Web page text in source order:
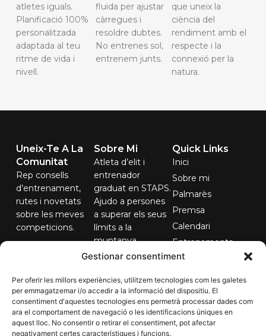
Gestionar consentiment
Per oferir les millors experiències, utilitzem tecnologies com les galetes
per emmagatzemar i/o accedir a la informació del dispositiu. El
consentiment d'aquestes tecnologies ens permetrà processar dades com
ara el comportament de navegació o les identificacions úniques en
aquest lloc. No consentir o retirar el consentiment, pot afectar
negativament certes característiques i funcions.
atletes iguals.
Planificació 100%
personalitzada
adaptada al teu
ritme de vida i
nivell.
fluida per ajustar
càrregues i
resoldre dubtes.
No entrenes sol,
entrenem junts.
que uneix la
ciència del
rendiment amb el
respecte i la
connexió per la
natura.
Sobre Mi
Atleta d’elit i
entrenador
graduat en STAPS.
Ajudo a persones
a superar els seus
límits a la
muntanya.
Quick Links
Inici
Sobre mi
Palmarès
Premsa
Calendari
Entrenaments
Contacte
Uneix-Te A La
Comunitat
Rep consells
d’entrenament,
rutes i novetats
sobre les meves
competicions.
Subscriure'm